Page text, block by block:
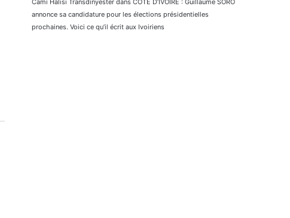
Cami Halısı Transdinyester dans CÔTE D’IVOIRE : Guillaume SORO
annonce sa candidature pour les élections présidentielles
prochaines. Voici ce qu’il écrit aux Ivoiriens